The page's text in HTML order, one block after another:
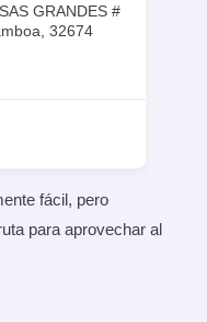
GRANDES #
32674
fácil, pero
para aprovechar al